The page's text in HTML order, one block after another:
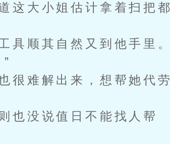
大小姐估计拿着扫把都
顺其自然又到他手里。
难解出来，想帮她代劳
没说值日不能找人帮